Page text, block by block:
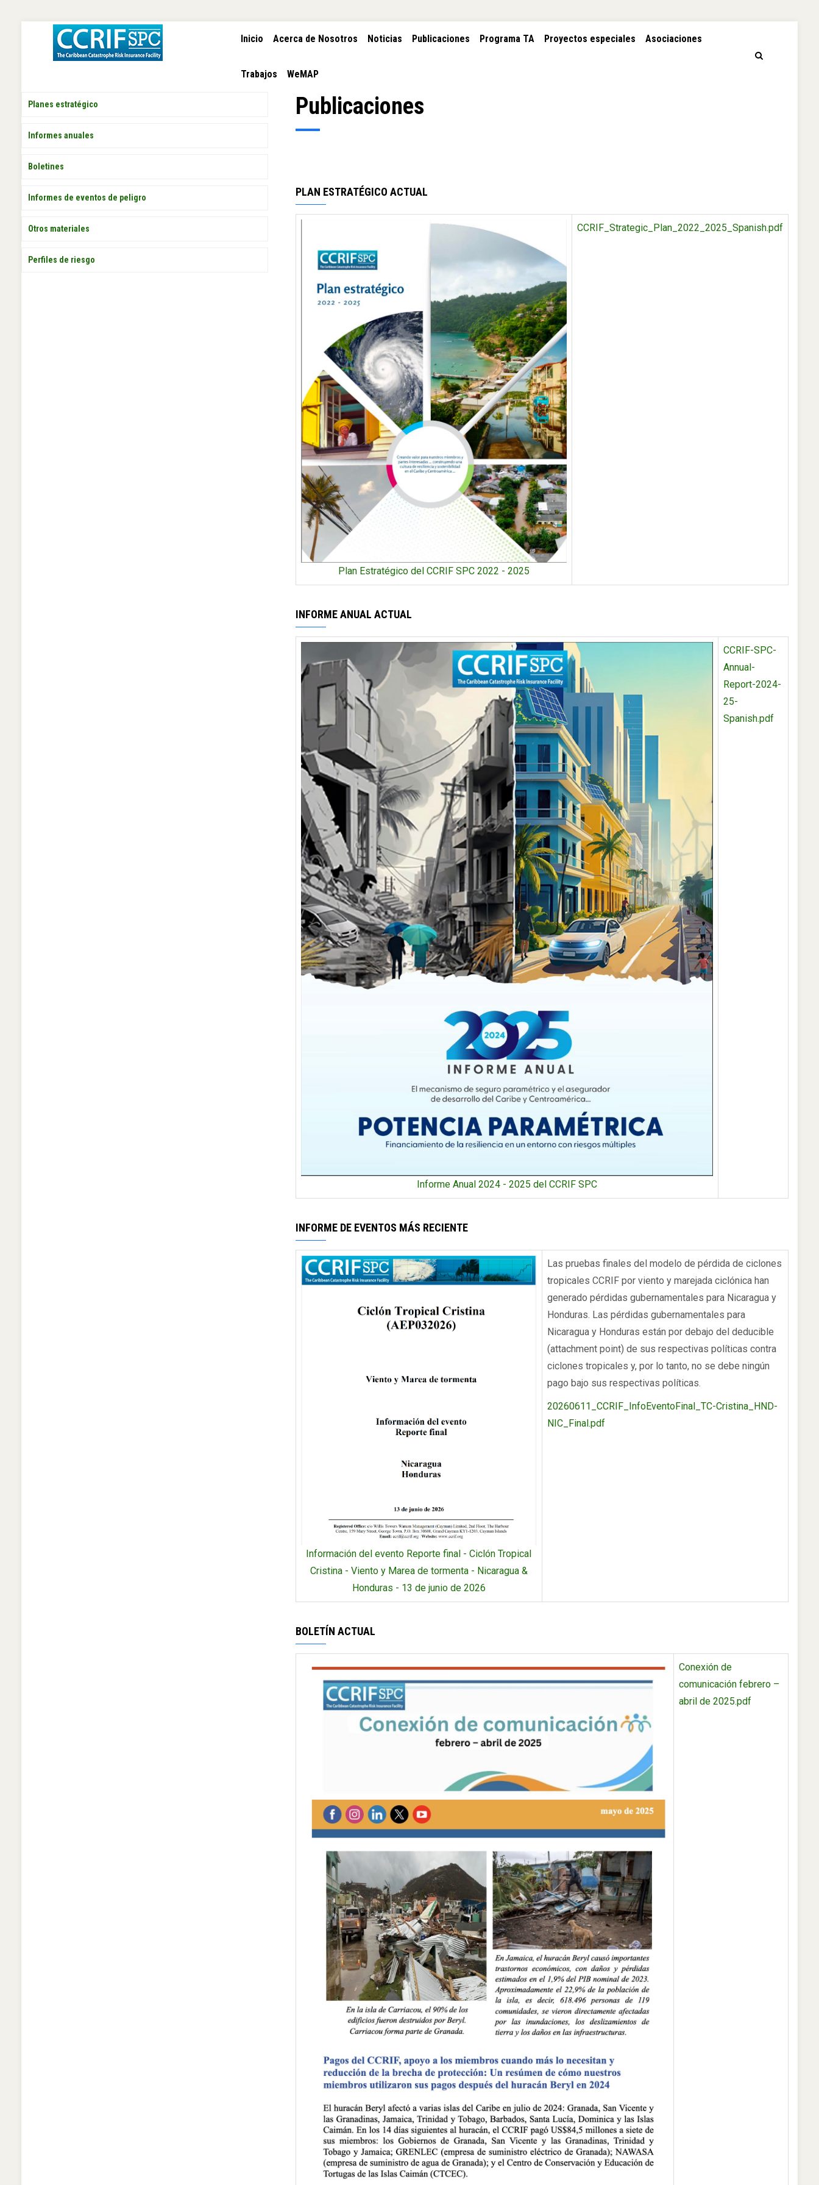
contenido
PRINCIPAL
Inicio Acerca de Nosotros Noticias Publicaciones Programa TA Proyectos especiales Asociaciones
Trabajos WeMAP
Publicaciones
PLAN ESTRATÉGICO ACTUAL
Plan Estratégico del CCRIF SPC 2022 - 2025
CCRIF_Strategic_Plan_2022_2025_Spanish.pdf
INFORME ANUAL ACTUAL
Informe Anual 2024 - 2025 del CCRIF SPC
CCRIF-SPC-
Annual-
Report-2024-
25-
Spanish.pdf
INFORME DE EVENTOS MÁS RECIENTE
Información del evento Reporte final - Ciclón Tropical
Cristina - Viento y Marea de tormenta - Nicaragua &
Honduras - 13 de junio de 2026
Las pruebas finales del modelo de pérdida de ciclones
tropicales CCRIF por viento y marejada ciclónica han
generado pérdidas gubernamentales para Nicaragua y
Honduras. Las pérdidas gubernamentales para
Nicaragua y Honduras están por debajo del deducible
(attachment point) de sus respectivas políticas contra
ciclones tropicales y, por lo tanto, no se debe ningún
pago bajo sus respectivas políticas.
20260611_CCRIF_InfoEventoFinal_TC-Cristina_HND-
NIC_Final.pdf
BOLETÍN ACTUAL
Conexión de
comunicación febrero –
abril de 2025.pdf
PUBLICACIONES
Planes estratégico
Informes anuales
Boletines
Informes de eventos de peligro
Otros materiales
Perfiles de riesgo